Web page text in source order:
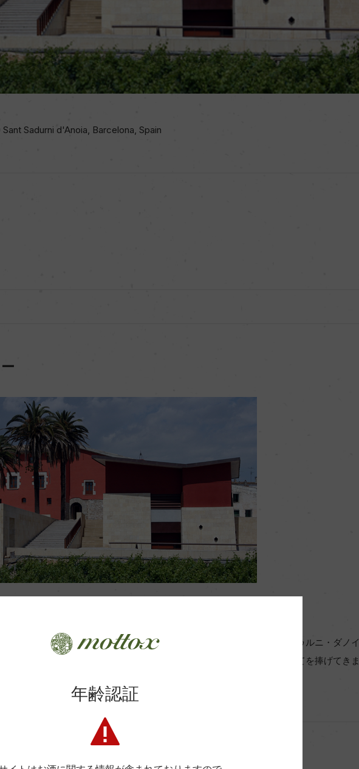
Sadurni d'Anoia, Barcelona, Spain
る1882年設立のワイナリー。カバの中心地、カタルーニャのサン・サドゥルニ・ダノイ
積はサン・サドゥルニで最大規模となる。設立以来、カバの生産に全てを捧げてきま
にイギリス向けに大きく躍進しています。
年齢認証